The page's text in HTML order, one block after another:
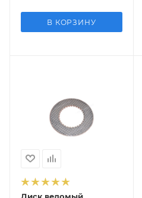
В КОРЗИНУ
Диск ведомый